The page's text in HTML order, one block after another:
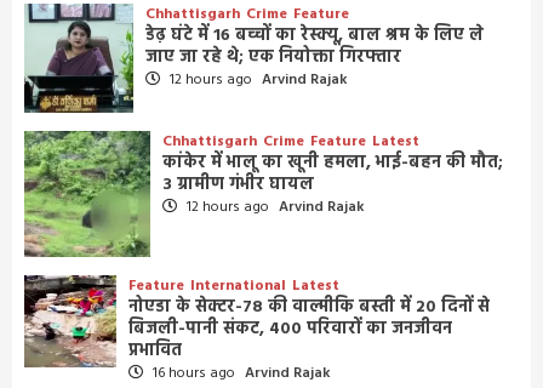
Chhattisgarh Crime Feature
डेढ़ घंटे में 16 बच्चों का रेस्क्यू, बाल श्रम के लिए ले
जाए जा रहे थे; एक नियोक्ता गिरफ्तार
12 hours ago Arvind Rajak
Chhattisgarh Crime Feature Latest
कांकेर में भालू का खूनी हमला, भाई-बहन की मौत;
3 ग्रामीण गंभीर घायल
12 hours ago Arvind Rajak
Feature International Latest
नोएडा के सेक्टर-78 की वाल्मीकि बस्ती में 20 दिनों से
बिजली-पानी संकट, 400 परिवारों का जनजीवन
प्रभावित
16 hours ago Arvind Rajak